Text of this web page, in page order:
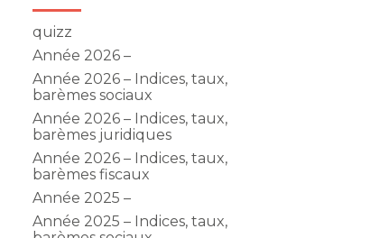
sidebar
quizz
Année 2026 –
Année 2026 – Indices, taux,
barèmes sociaux
Année 2026 – Indices, taux,
barèmes juridiques
Année 2026 – Indices, taux,
barèmes fiscaux
Année 2025 –
Année 2025 – Indices, taux,